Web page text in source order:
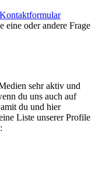
Kontaktformular
eine oder andere Frage
sehr aktiv und
du uns auch auf
du und hier
Liste unserer Profile